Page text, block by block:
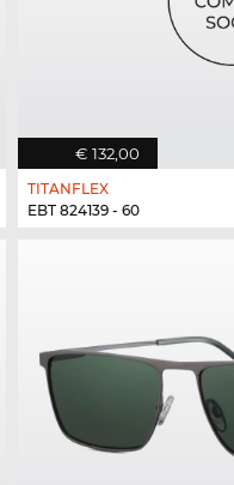
€ 132,00
TITANFLEX
EBT 824139 - 60